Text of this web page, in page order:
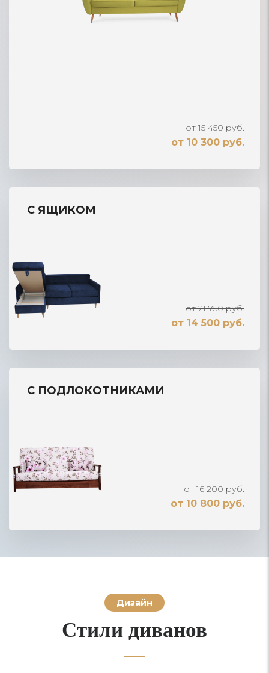
от 15 450 руб.
от 10 300 руб.
С ЯЩИКОМ
от 21 750 руб.
от 14 500 руб.
С ПОДЛОКОТНИКАМИ
от 16 200 руб.
от 10 800 руб.
Дизайн
Стили диванов